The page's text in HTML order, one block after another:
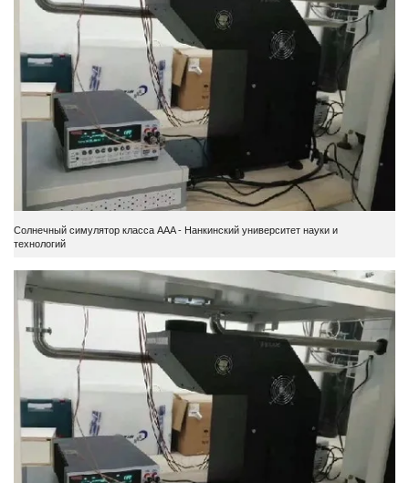
Солнечный симулятор класса AAA - Нанкинский университет науки и
технологий